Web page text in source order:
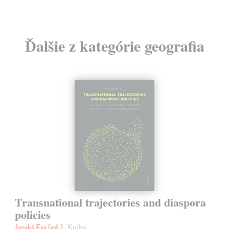
Ďalšie z kategórie geografia
Transnational trajectories and diaspora
policies